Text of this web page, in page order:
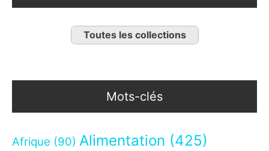
Toutes les collections
Mots-clés
Afrique (90) Alimentation (425)